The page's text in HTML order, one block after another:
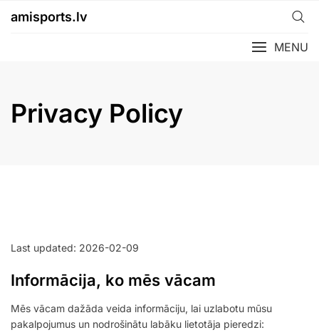
amisports.lv
MENU
Privacy Policy
Last updated: 2026-02-09
Informācija, ko mēs vācam
Mēs vācam dažāda veida informāciju, lai uzlabotu mūsu
pakalpojumus un nodrošinātu labāku lietotāja pieredzi: